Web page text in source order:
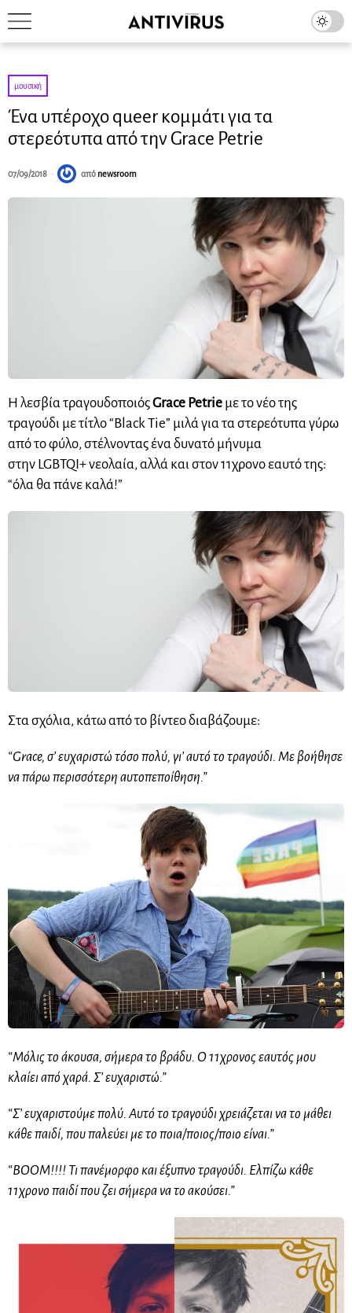
μουσική
Ένα υπέροχο queer κομμάτι για τα
στερεότυπα από την Grace Petrie
07/09/2018 από newsroom
Η λεσβία τραγουδοποιόςGrace Petrie με το νέο της
τραγούδι με τίτλο “Black Tie” μιλά για τα στερεότυπα γύρω
από το φύλο, στέλνοντας ένα δυνατό μήνυμα
στην LGBTQI+ νεολαία, αλλά και στον 11χρονο εαυτό της:
“όλα θα πάνε καλά!”
Στα σχόλια, κάτω από το βίντεο διαβάζουμε:
“Grace, σ’ ευχαριστώ τόσο πολύ, γι’ αυτό το τραγούδι. Με βοήθησε
να πάρω περισσότερη αυτοπεποίθηση.”
“Μόλις το άκουσα, σήμερα το βράδυ. Ο 11χρονος εαυτός μου
κλαίει από χαρά. Σ’ ευχαριστώ.”
“Σ’ ευχαριστούμε πολύ. Αυτό το τραγούδι χρειάζεται να το μάθει
κάθε παιδί, που παλεύει με το ποια/ποιος/ποιο είναι.”
“BOOM!!!! Τι πανέμορφο και έξυπνο τραγούδι. Ελπίζω κάθε
11χρονο παιδί που ζει σήμερα να το ακούσει.”